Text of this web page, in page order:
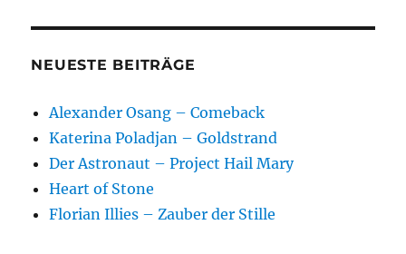
NEUESTE BEITRÄGE
Alexander Osang – Comeback
Katerina Poladjan – Goldstrand
Der Astronaut – Project Hail Mary
Heart of Stone
Florian Illies – Zauber der Stille